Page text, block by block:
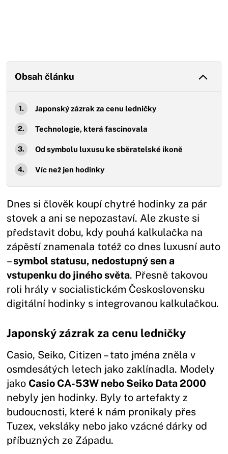
Obsah článku
Japonský zázrak za cenu ledničky
Technologie, která fascinovala
Od symbolu luxusu ke sběratelské ikoně
Víc než jen hodinky
Dnes si člověk koupí chytré hodinky za pár
stovek a ani se nepozastaví. Ale zkuste si
představit dobu, kdy pouhá kalkulačka na
zápěstí znamenala totéž co dnes luxusní auto
–symbol statusu, nedostupný sen a
vstupenku do jiného světa. Přesně takovou
roli hrály v socialistickém Československu
digitální hodinky s integrovanou kalkulačkou.
Japonský zázrak za cenu ledničky
Casio, Seiko, Citizen – tato jména zněla v
osmdesátých letech jako zaklínadla. Modely
jako Casio CA-53W nebo Seiko Data 2000
nebyly jen hodinky. Byly to artefakty z
budoucnosti, které k nám pronikaly přes
Tuzex, veksláky nebo jako vzácné dárky od
příbuzných ze Západu.